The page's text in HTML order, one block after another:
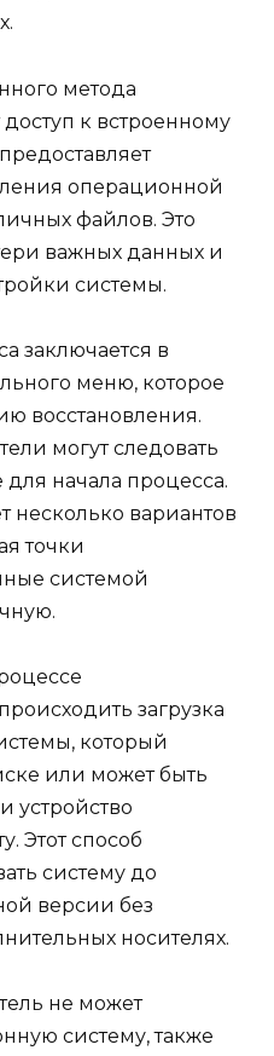
метода
к встроенному
операционной
файлов. Это
важных данных и
системы.
заключается в
меню, которое
восстановления.
могут следовать
начала процесса.
несколько вариантов
точки
системой
загрузка
который
или может быть
устройство
Этот способ
систему до
версии без
носителях.
не может
систему, также